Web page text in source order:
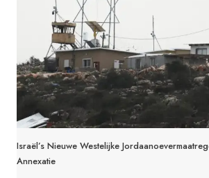
Israël’s Nieuwe Westelijke
Annexatie